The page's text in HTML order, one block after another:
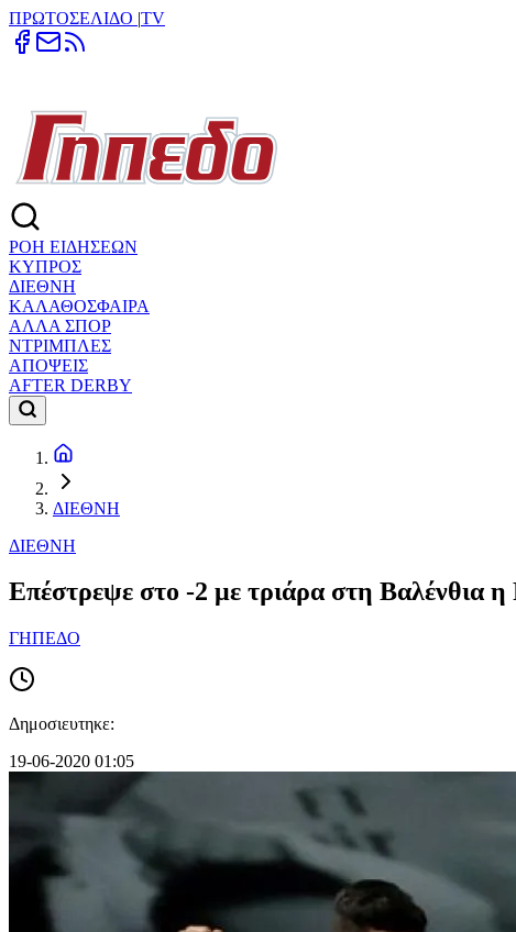
ΠΡΩΤΟΣΕΛΙΔΟ |TV
ΡΟΗ ΕΙΔΗΣΕΩΝ
ΚΥΠΡΟΣ
ΔΙΕΘΝΗ
ΚΑΛΑΘΟΣΦΑΙΡΑ
ΑΛΛΑ ΣΠΟΡ
ΝΤΡΙΜΠΛΕΣ
ΑΠΟΨΕΙΣ
AFTER DERBY
ΔΙΕΘΝΗ
ΔΙΕΘΝΗ
Επέστρεψε στο -2 με τριάρα στη Βαλένθια
ΓΗΠΕΔΟ
Δημοσιευτηκε:
19-06-2020 01:05